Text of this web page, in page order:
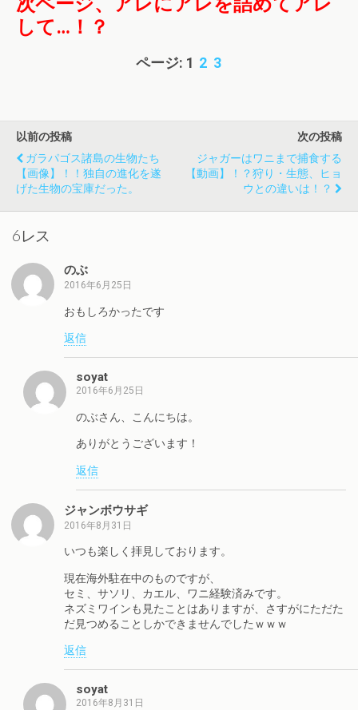
して…！？
ページ: 1 2 3
以前の投稿
ガラパゴス諸島の生物たち
【画像】！！独自の進化を遂
げた生物の宝庫だった。
次の投稿
ジャガーはワニまで捕食する
【動画】！？狩り・生態、ヒョ
ウとの違いは！？
6レス
のぶ
2016年6月25日
おもしろかったです
返信
soyat
2016年6月25日
のぶさん、こんにちは。
ありがとうございます！
返信
ジャンボウサギ
2016年8月31日
いつも楽しく拝見しております。
現在海外駐在中のものですが、
セミ、サソリ、カエル、ワニ経験済みです。
ネズミワインも見たことはありますが、さすがにただた
だ見つめることしかできませんでしたｗｗｗ
返信
soyat
2016年8月31日